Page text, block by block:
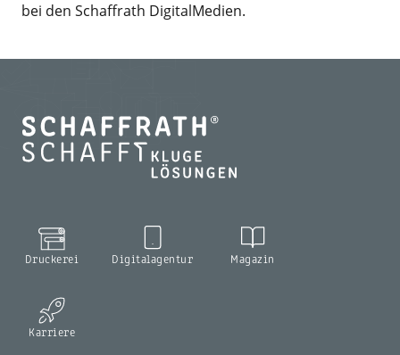
bei den Schaffrath DigitalMedien.
Druckerei Digitalagentur Magazin
Karriere